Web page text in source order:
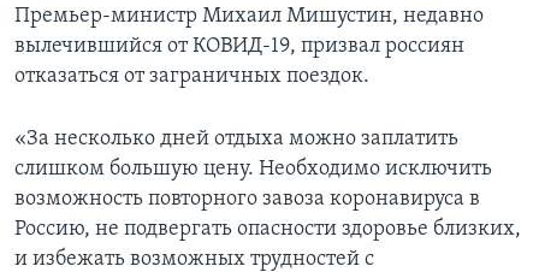
Премьер-министр Михаил Мишустин, недавно
вылечившийся от КОВИД-19, призвал россиян
отказаться от заграничных поездок.
«За несколько дней отдыха можно заплатить
слишком большую цену. Необходимо исключить
возможность повторного завоза коронавируса в
Россию, не подвергать опасности здоровье близких,
и избежать возможных трудностей с